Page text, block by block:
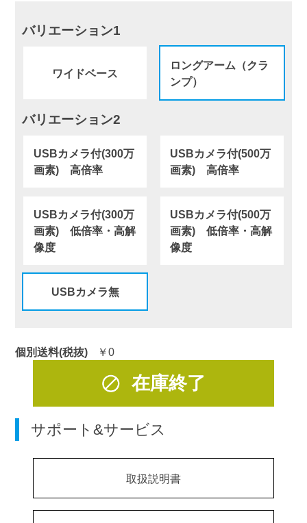
個別送料(税抜) ￥0
バリエーション1
ワイドベース
ロングアーム（クラ
ンプ）
バリエーション2
USBカメラ付(300万
画素) 高倍率
USBカメラ付(500万
画素) 高倍率
USBカメラ付(300万
画素) 低倍率・高解
像度
USBカメラ付(500万
画素) 低倍率・高解
像度
USBカメラ無
在庫終了
サポート&サービス
取扱説明書